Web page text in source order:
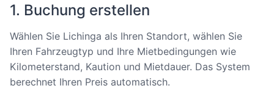
1. Buchung erstellen
Wählen Sie Lichinga als Ihren Standort, wählen Sie
Ihren Fahrzeugtyp und Ihre Mietbedingungen wie
Kilometerstand, Kaution und Mietdauer. Das System
berechnet Ihren Preis automatisch.